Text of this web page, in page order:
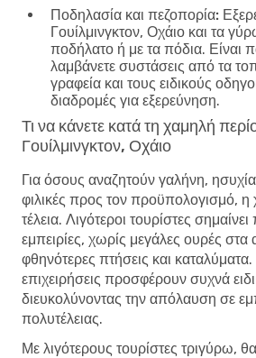
Ποδηλασία και πεζοπορία:
Γουίλμινγκτον, Οχάιο και τα
ποδήλατο ή με τα πόδια. Είναι
λαμβάνετε συστάσεις από τα
γραφεία και τους ειδικούς
διαδρομές για εξερεύνηση.
Τι να κάνετε κατά τη χαμηλή
Γουίλμινγκτον, Οχάιο
Για όσους αναζητούν γαλήνη, ησυχία
φιλικές προς τον προϋπολογισμό, η
τέλεια. Λιγότεροι τουρίστες σημαίνει
εμπειρίες, χωρίς μεγάλες ουρές στα
φθηνότερες πτήσεις και καταλύματα.
επιχειρήσεις προσφέρουν συχνά
διευκολύνοντας την απόλαυση σε
πολυτέλειας.
Με λιγότερους τουρίστες τριγύρω,